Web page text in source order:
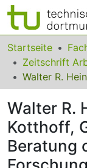
Bereiche &
Das gesamte
FAQ
Leitlinien
Startseite
Zeitschrift
Walter R.
Kotthoff,
Beratung